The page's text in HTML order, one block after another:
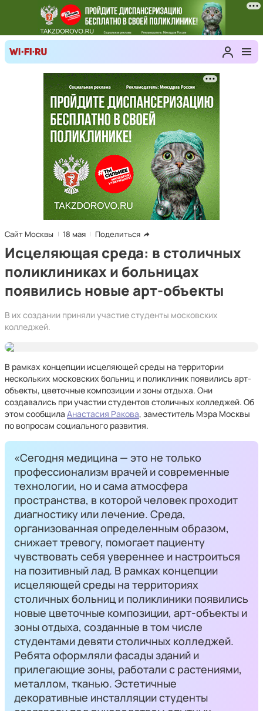
Сайт Москвы 18 мая Поделиться
Исцеляющая среда: в столичных
поликлиниках и больницах
появились новые арт-объекты
В их создании приняли участие студенты московских
колледжей.
В рамках концепции исцеляющей среды на территории
нескольких московских больниц и поликлиник появились арт-
объекты, цветочные композиции и зоны отдыха. Они
создавались при участии студентов столичных колледжей. Об
этом сообщила Анастасия Ракова, заместитель Мэра Москвы
по вопросам социального развития.
«Сегодня медицина — это не только
профессионализм врачей и современные
технологии, но и сама атмосфера
пространства, в которой человек проходит
диагностику или лечение. Среда,
организованная определенным образом,
снижает тревогу, помогает пациенту
чувствовать себя увереннее и настроиться
на позитивный лад. В рамках концепции
исцеляющей среды на территориях
столичных больниц и поликлиники появились
новые цветочные композиции, арт-объекты и
зоны отдыха, созданные в том числе
студентами девяти столичных колледжей.
Ребята оформляли фасады зданий и
прилегающие зоны, работали с растениями,
металлом, тканью. Эстетичные
декоративные инсталляции студенты